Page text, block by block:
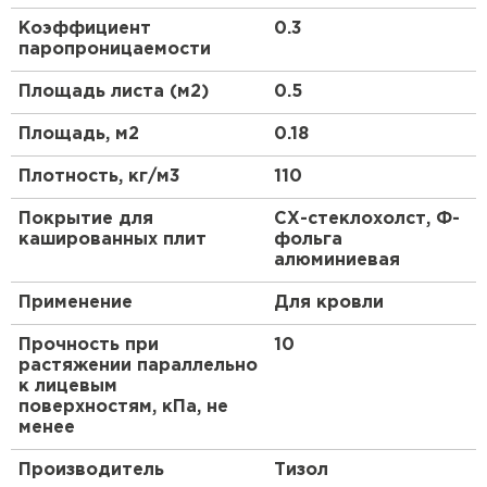
Коэффициент
паропроницаемости
0.3
Площадь листа (м2) 0.5
Площадь, м2 0.18
Плотность, кг/м3 110
Покрытие для
кашированных плит
СХ-стеклохолст, Ф-
фольга
алюминиевая
Применение Для кровли
Прочность при
растяжении параллельно
к лицевым
поверхностям, кПа, не
менее
10
Производитель Тизол
Утеплитель Isoroc
Утеплитель Isover
Утеплитель Paroc
ПЕРЕЙТИ